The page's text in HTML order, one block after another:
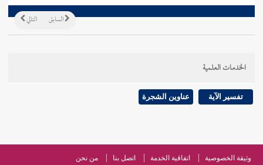
التالي السابق
الخدمات العلمية
تفسير الآية عناوين الشجرة
وثيقة الخصوصية اتفاقية الخدمة اتصل بنا من نحن